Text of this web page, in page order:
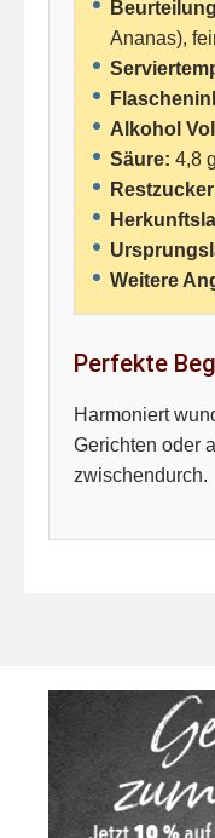
Ananas),
Alkohol
Säure: 4,8
Weitere
Perfekte
Harmoniert
Gerichten oder
zwischendurch.